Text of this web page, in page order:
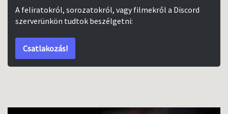
A feliratokról, sorozatokról, vagy filmekről a Discord
szerverünkön tudtok beszélgetni:
Csatlakozás!